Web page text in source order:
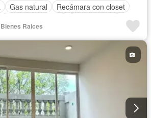
Gas natural
Recámara con closet
Raices